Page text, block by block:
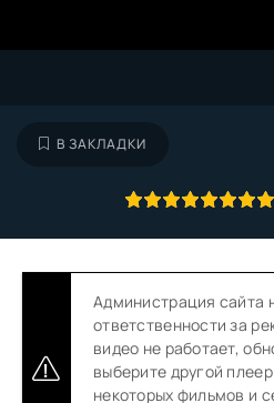
В ЗАКЛАДКИ
Администрация сайта
ответственности за
видео не работает,
выберите другой
некоторых фильмов и